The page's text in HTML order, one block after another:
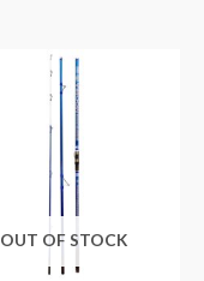
OUT OF STOCK